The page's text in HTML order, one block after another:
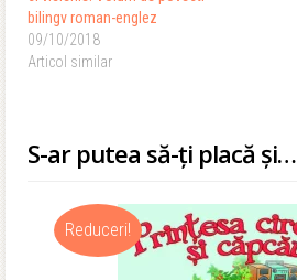
bilingv roman-englez
09/10/2018
Articol similar
S-ar putea să-ți placă și…
Reduceri!